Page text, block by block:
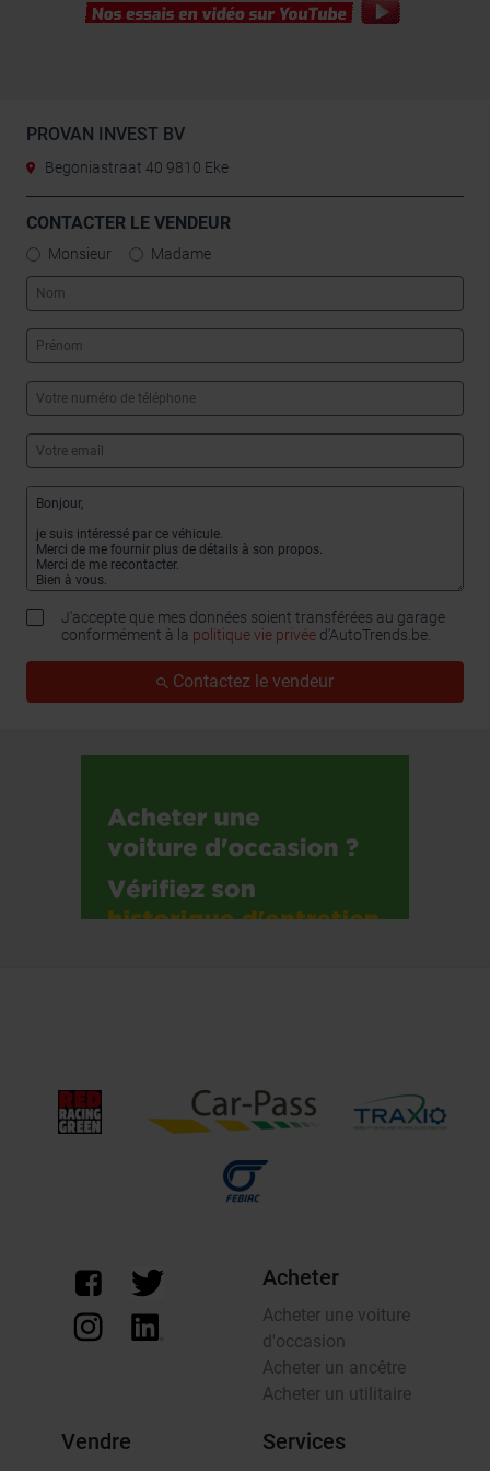
leur avez fournies ou qu’ils ont collectées lors de votre
PROVAN INVEST BV
Begoniastraat 40 9810 Eke
CONTACTER LE VENDEUR
Monsieur Madame
J'accepte que mes données soient transférées au garage
conformément à la politique vie privée d’AutoTrends.be.
Contactez le vendeur
Acheter
Acheter une voiture
d'occasion
Acheter un ancêtre
Acheter un utilitaire
Vendre Services